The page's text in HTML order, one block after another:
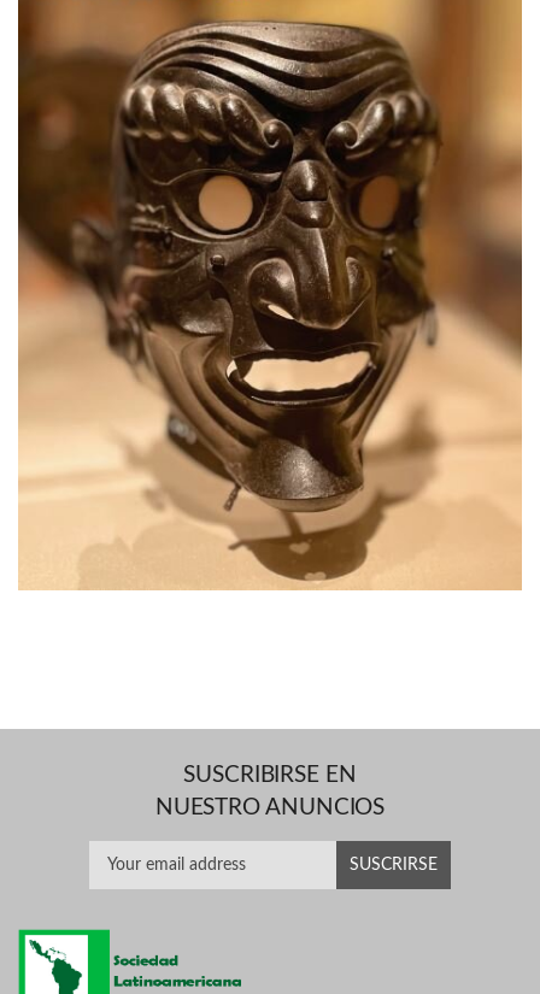
SUSCRIBIRSE EN
NUESTRO ANUNCIOS